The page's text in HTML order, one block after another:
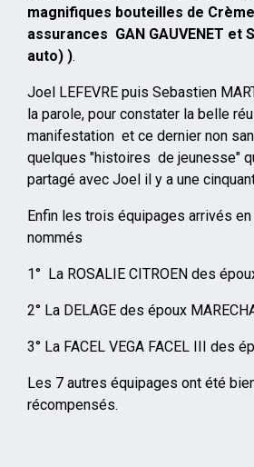
magnifiques bouteilles de
assurances GAN GAUVENET et
auto) ).
Joel LEFEVRE puis Sebastien
la parole, pour constater la belle
manifestation et ce dernier non
quelques "histoires de jeunesse"
partagé avec Joel il y a une
Enfin les trois équipages arrivés
nommés
1° La ROSALIE CITROEN des
2° La DELAGE des époux
3° La FACEL VEGA FACEL III des
Les 7 autres équipages ont été
récompensés.